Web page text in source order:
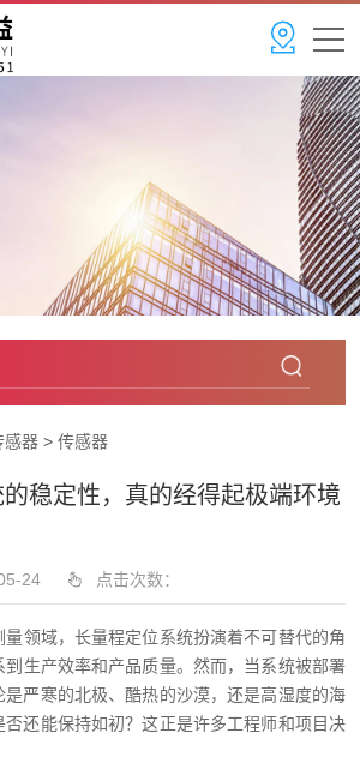
感器 > 传感器
稳定性，真的经得起极端环境
24 点击次数：
领域，长量程定位系统扮演着不可替代的角
生产效率和产品质量。然而，当系统被部署
严寒的北极、酷热的沙漠，还是高湿度的海
还能保持如初？这正是许多工程师和项目决